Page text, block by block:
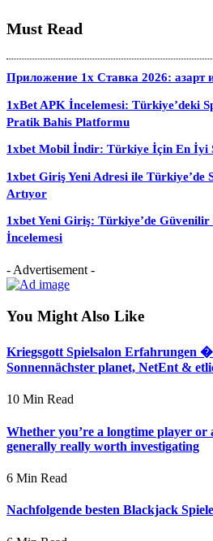
Must Read
Приложение 1x Ставка 2026: азарт
1xBet APK İncelemesi: Türkiye’deki
Pratik Bahis Platformu
1xbet Mobil İndir: Türkiye İçin En İyi
1xbet Giriş Yeni Adresi ile Türkiye’de
Artıyor
1xbet Yeni Giriş: Türkiye’de
İncelemesi
- Advertisement -
You Might Also Like
Kriegsgott Spielsalon Erfahrungen
Sonnennächster planet, NetEnt &
10 Min Read
Whether you’re a longtime player or
generally really worth investigating
6 Min Read
Nachfolgende besten Blackjack